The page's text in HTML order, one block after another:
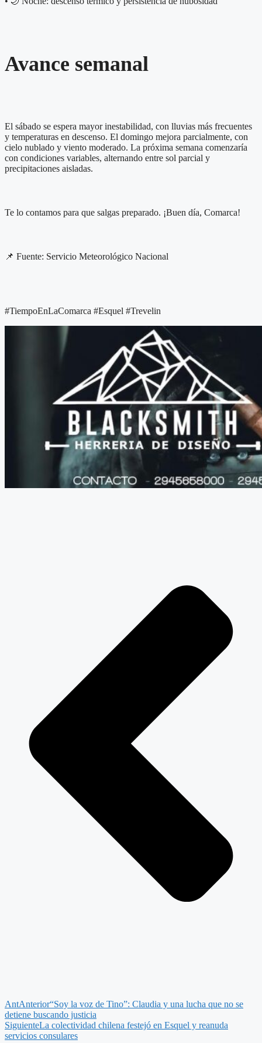
Avance semanal
El sábado se espera mayor inestabilidad, con lluvias más frecuentes
y temperaturas en descenso. El domingo mejora parcialmente, con
cielo nublado y viento moderado. La próxima semana comenzaría
con condiciones variables, alternando entre sol parcial y
precipitaciones aisladas.
Te lo contamos para que salgas preparado. ¡Buen día, Comarca!
📌 Fuente: Servicio Meteorológico Nacional
#TiempoEnLaComarca #Esquel #Trevelin
AntAnterior“Soy la voz de Tino”: Claudia y una lucha que no se
detiene buscando justicia
SiguienteLa colectividad chilena festejó en Esquel y reanuda
servicios consulares